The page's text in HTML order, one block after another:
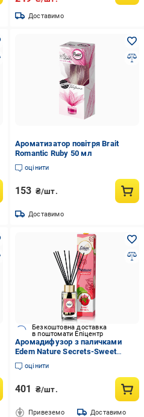
Доставимо
Ароматизатор повітря Brait
Romantic Ruby 50 мл
оцінити
153 ₴/шт.
Доставимо
Безкоштовна доставка
в поштомати Епіцентр
Аромадифузор з паличками
Edem Nature Secrets-Sweet
berries 90 мл
оцінити
401 ₴/шт.
Привеземо Доставимо